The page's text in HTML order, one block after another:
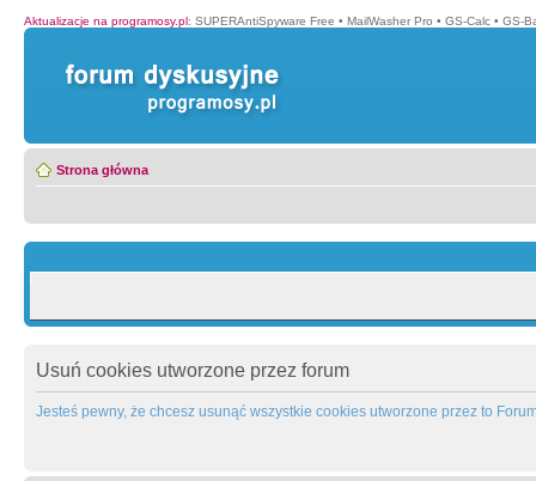
Aktualizacje na programosy.pl: SUPERAntiSpyware Free • MailWasher Pro • GS-Calc • GS-
Strona główna
Usuń cookies utworzone przez forum
Jesteś pewny, że chcesz usunąć wszystkie cookies utworzone przez to